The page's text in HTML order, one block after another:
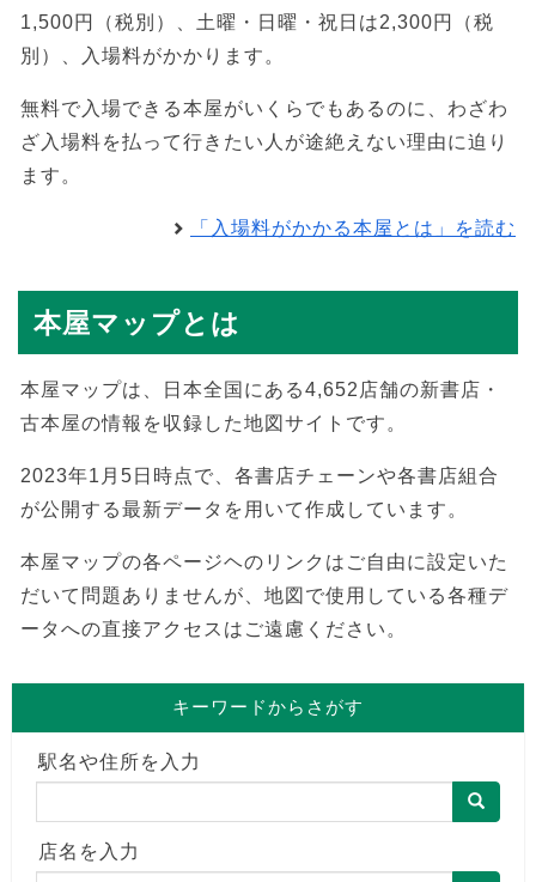
1,500円（税別）、土曜・日曜・祝日は2,300円（税
別）、入場料がかかります。
無料で入場できる本屋がいくらでもあるのに、わざわ
ざ入場料を払って行きたい人が途絶えない理由に迫り
ます。
「入場料がかかる本屋とは」を読む
本屋マップとは
本屋マップは、日本全国にある4,652店舗の新書店・
古本屋の情報を収録した地図サイトです。
2023年1月5日時点で、各書店チェーンや各書店組合
が公開する最新データを用いて作成しています。
本屋マップの各ページヘのリンクはご自由に設定いた
だいて問題ありませんが、地図で使用している各種デ
ータへの直接アクセスはご遠慮ください。
キーワードからさがす
駅名や住所を入力
店名を入力